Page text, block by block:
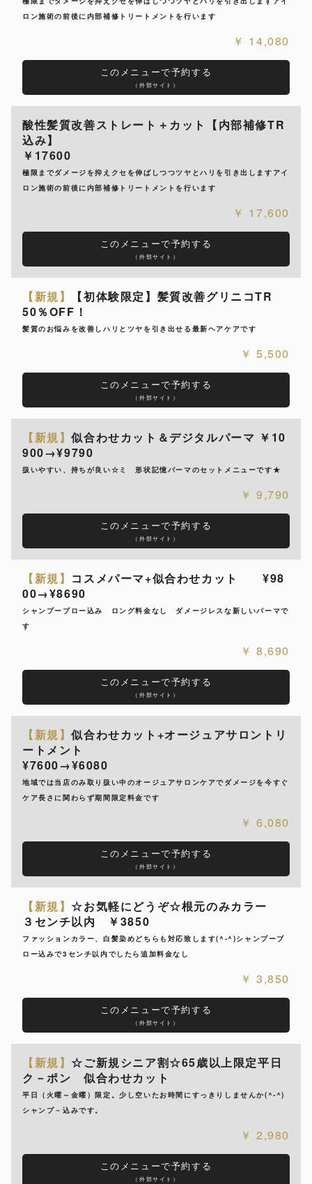
ロン施術の前後に内部補修トリートメントを行います
14,080
このメニューで予約する
（外部サイト）
酸性髪質改善ストレート＋カット【内部補修TR
込み】
￥17600
極限までダメージを抑えクセを伸ばしつつツヤとハリを引き出しますアイ
ロン施術の前後に内部補修トリートメントを行います
17,600
このメニューで予約する
（外部サイト）
【新規】
【初体験限定】髪質改善グリニコTR
50％OFF！
髪質のお悩みを改善しハリとツヤを引き出せる最新ヘアケアです
5,500
このメニューで予約する
（外部サイト）
【新規】似合わせカット＆デジタルパーマ ￥10
900→¥9790
扱いやすい、持ちが良い☆ミ 形状記憶パーマのセットメニューです★
9,790
このメニューで予約する
（外部サイト）
【新規】 コスメパーマ+似合わせカット ¥98
00→¥8690
シャンプーブロー込み ロング料金なし ダメージレスな新しいパーマで
す
8,690
このメニューで予約する
（外部サイト）
【新規】似合わせカット+オージュアサロントリ
ートメント
¥7600→¥6080
地域では当店のみ取り扱い中のオージュアサロンケアでダメージを今すぐ
ケア長さに関わらず期間限定料金です
6,080
このメニューで予約する
（外部サイト）
【新規】☆お気軽にどうぞ☆根元のみカラー
３センチ以内 ￥3850
ファッションカラー、白髪染めどちらも対応致します(^-^)シャンプーブ
ロー込みで3センチ以内でしたら追加料金なし
3,850
このメニューで予約する
（外部サイト）
【新規】☆ご新規シニア割☆65歳以上限定平日
ク－ポン 似合わせカット
平日（火曜～金曜）限定。少し空いたお時間にすっきりしませんか(^-^)
シャンプ－込みです。
2,980
このメニューで予約する
（外部サイト）